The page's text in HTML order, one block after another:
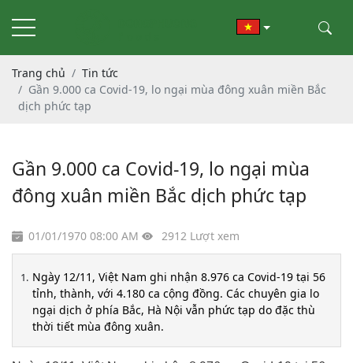
Trang chủ
Tin tức
Gần 9.000 ca Covid-19, lo ngại mùa đông xuân miền Bắc
dịch phức tạp
Gần 9.000 ca Covid-19, lo ngại mùa
đông xuân miền Bắc dịch phức tạp
01/01/1970 08:00 AM 2912 Lượt xem
Ngày 12/11, Việt Nam ghi nhận 8.976 ca Covid-19 tại 56
tỉnh, thành, với 4.180 ca cộng đồng. Các chuyên gia lo
ngại dịch ở phía Bắc, Hà Nội vẫn phức tạp do đặc thù
thời tiết mùa đông xuân.